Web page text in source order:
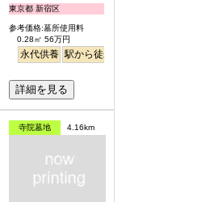
駅から徒歩
東京都 新宿区
参考価格:墓所使用料
0.28㎡ 56万円
永代供養 駅から徒歩
詳細を見る
寺院墓地 4.16km